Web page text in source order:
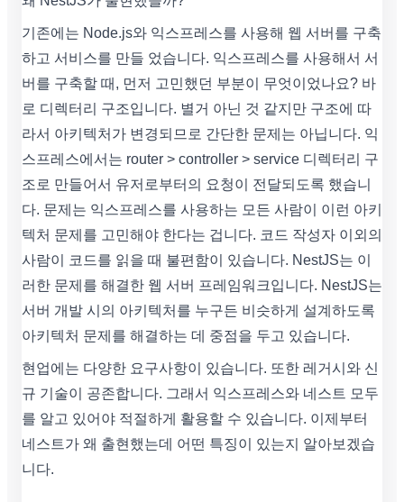
기존에는 Node.js와 익스프레스를 사용해 웹 서버를 구축
하고 서비스를 만들 었습니다. 익스프레스를 사용해서 서
버를 구축할 때, 먼저 고민했던 부분이 무엇이었나요? 바
로 디렉터리 구조입니다. 별거 아닌 것 같지만 구조에 따
라서 아키텍처가 변경되므로 간단한 문제는 아닙니다. 익
스프레스에서는 router > controller > service 디렉터리 구
조로 만들어서 유저로부터의 요청이 전달되도록 했습니
다. 문제는 익스프레스를 사용하는 모든 사람이 이런 아키
텍처 문제를 고민해야 한다는 겁니다. 코드 작성자 이외의
사람이 코드를 읽을 때 불편함이 있습니다. NestJS는 이
러한 문제를 해결한 웹 서버 프레임워크입니다. NestJS는
서버 개발 시의 아키텍처를 누구든 비슷하게 설계하도록
아키텍처 문제를 해결하는 데 중점을 두고 있습니다.
현업에는 다양한 요구사항이 있습니다. 또한 레거시와 신
규 기술이 공존합니다. 그래서 익스프레스와 네스트 모두
를 알고 있어야 적절하게 활용할 수 있습니다. 이제부터
네스트가 왜 출현했는데 어떤 특징이 있는지 알아보겠습
니다.